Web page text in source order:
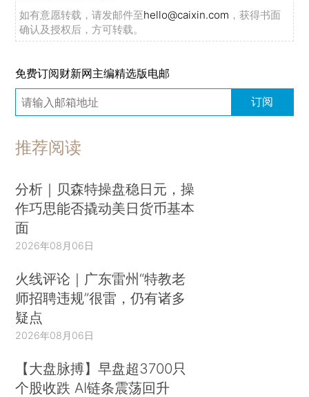
如有意愿转载，请发邮件至hello@caixin.com ，获得书面
确认及授权后，方可转载。
免费订阅财新网主编精选版电邮
订阅
推荐阅读
分析｜贝森特操盘稳日元，操
作巧思能否撬动美日货币基本
面
2026年08月06日
火线评论｜广东雷州“特教老
师招聘违规”很雷，仍有诸多
疑点
2026年08月06日
【大盘脉搏】早盘超3700只
个股收跌 AI链条震荡回升